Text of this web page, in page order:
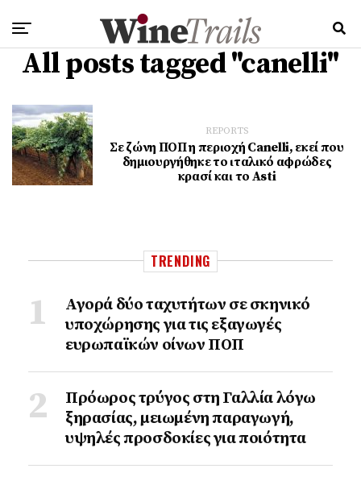
All posts tagged "canelli"
REPORTS
Σε ζώνη ΠΟΠ η περιοχή Canelli, εκεί που
δημιουργήθηκε το ιταλικό αφρώδες
κρασί και το Asti
TRENDING
Αγορά δύο ταχυτήτων σε σκηνικό
υποχώρησης για τις εξαγωγές
ευρωπαϊκών οίνων ΠΟΠ
Πρόωρος τρύγος στη Γαλλία λόγω
ξηρασίας, μειωμένη παραγωγή,
υψηλές προσδοκίες για ποιότητα